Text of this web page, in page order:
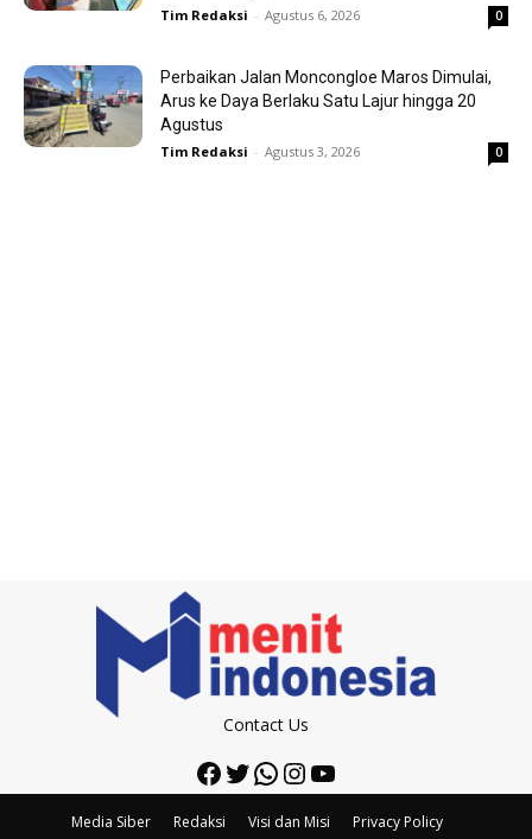
Tim Redaksi - Agustus 6, 2026 0
Perbaikan Jalan Moncongloe Maros Dimulai,
Arus ke Daya Berlaku Satu Lajur hingga 20
Agustus
Tim Redaksi - Agustus 3, 2026 0
Contact Us
Facebook
Twitter
WhatsApp
Instagram
YouTube
Media Siber Redaksi Visi dan Misi
Privacy Policy